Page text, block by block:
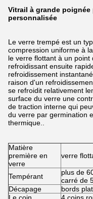
Vitrail à grande
personnalisée
Le verre trempé est un
compression uniforme à
le verre flottant à un
refroidissant ensuite
refroidissement
raison d'un
se refroidit relativement
surface du verre une
de traction interne qui
du verre par germination
thermique..
Matière
première en
verre
verre
Tempérant
plus de
carré de
Décapage
bords